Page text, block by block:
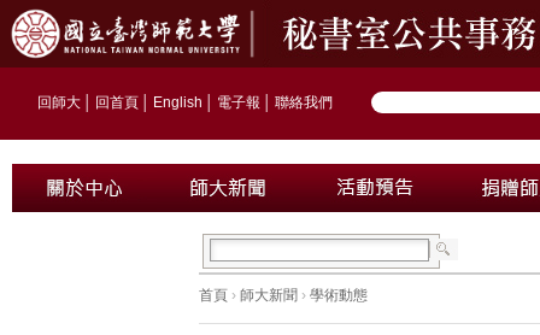
回師大 回首頁 English 電子報 聯絡我們
首頁 › 師大新聞 › 學術動態